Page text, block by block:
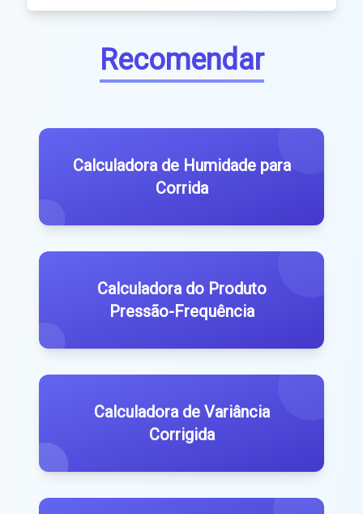
Recomendar
Calculadora de Humidade para
Corrida
Calculadora do Produto
Pressão-Frequência
Calculadora de Variância
Corrigida